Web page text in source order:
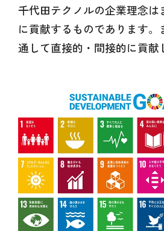
千代田テクノルの企業理念は
に貢献するものであります。
通して直接的・間接的に貢献